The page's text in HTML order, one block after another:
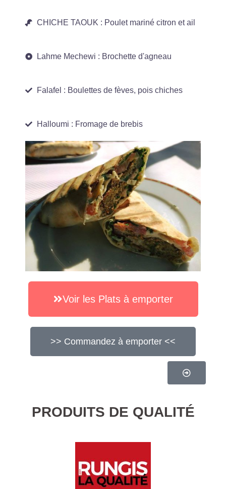
CHICHE TAOUK : Poulet mariné citron et ail
Lahme Mechewi : Brochette d'agneau
Falafel : Boulettes de fèves, pois chiches
Halloumi : Fromage de brebis
Voir les Plats à emporter
>> Commandez à emporter <<
PRODUITS DE QUALITÉ